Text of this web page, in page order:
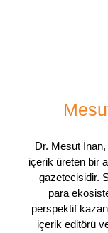
Dr. Mesut İnan,
içerik üreten bir
gazetecisidir.
para
perspektif
içerik editörü